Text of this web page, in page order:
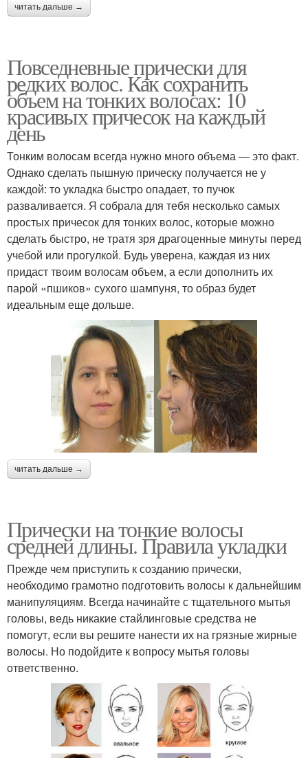
читать дальше →
Повседневные прически для
редких волос. Как сохранить
объем на тонких волосах: 10
красивых причесок на каждый
день
Тонким волосам всегда нужно много объема — это факт.
Однако сделать пышную прическу получается не у
каждой: то укладка быстро опадает, то пучок
разваливается. Я собрала для тебя несколько самых
простых причесок для тонких волос, которые можно
сделать быстро, не тратя зря драгоценные минуты перед
учебой или прогулкой. Будь уверена, каждая из них
придаст твоим волосам объем, а если дополнить их
парой «пшиков» сухого шампуня, то образ будет
идеальным еще дольше.
читать дальше →
Прически на тонкие волосы
средней длины. Правила укладки
Прежде чем приступить к созданию прически,
необходимо грамотно подготовить волосы к дальнейшим
манипуляциям. Всегда начинайте с тщательного мытья
головы, ведь никакие стайлинговые средства не
помогут, если вы решите нанести их на грязные жирные
волосы. Но подойдите к вопросу мытья головы
ответственно.